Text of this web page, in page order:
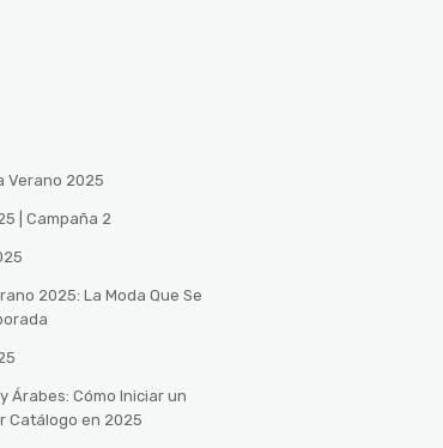
Verano 2025
| Campaña 2
2025: La Moda Que Se
Árabes: Cómo Iniciar un
Catálogo en 2025